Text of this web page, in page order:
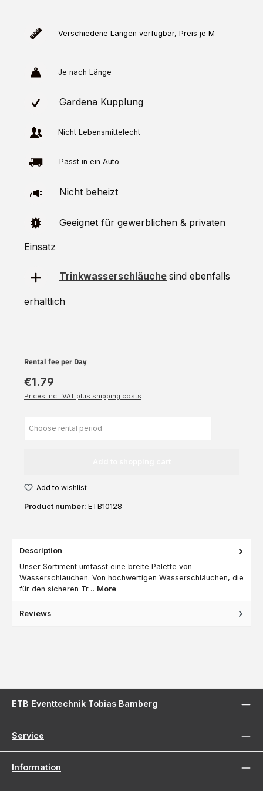
Verschiedene Längen verfügbar, Preis je M
Je nach Länge
Gardena Kupplung
Nicht Lebensmittelecht
Passt in ein Auto
Nicht beheizt
Geeignet für gewerblichen & privaten
Einsatz
Trinkwasserschläuche sind ebenfalls
erhältlich
Rental fee per Day
€1.79
Prices incl. VAT plus shipping costs
Add to wishlist
Product number: ETB10128
Description
Unser Sortiment umfasst eine breite Palette von
Wasserschläuchen. Von hochwertigen Wasserschläuchen, die
für den sicheren Tr… More
Reviews
ETB Eventtechnik Tobias Bamberg
Service
Information